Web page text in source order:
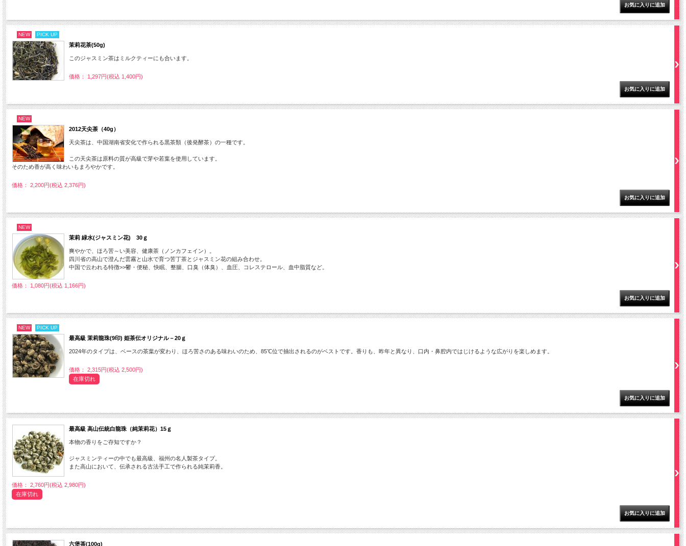
NEW PICK UP
茉莉花茶(50g)
このジャスミン茶はミルクティーにも合います。
価格： 1,297円(税込 1,400円)
NEW
2012天尖茶（40g）
天尖茶は、中国湖南省安化で作られる黒茶類（後発酵茶）の一種です。
この天尖茶は原料の質が高級で芽や若葉を使用しています。
そのため香が高く味わいもまろやかです。
価格： 2,200円(税込 2,376円)
NEW
茉莉 緑水(ジャスミン花) 30ｇ
爽やかで、ほろ苦～い美容、健康茶（ノンカフェイン）。
四川省の高山で澄んだ雲霧と山水で育つ苦丁茶とジャスミン花の組み合わせ。
中国で云われる特徴>>鬱・便秘、快眠、整腸、口臭（体臭）、血圧、コレステロール、血中脂質など。
価格： 1,080円(税込 1,166円)
NEW PICK UP
最高級 茉莉龍珠(9印) 姫茶伝オリジナル－20ｇ
2024年のタイプは、ベースの茶葉が変わり、ほろ苦さのある味わいのため、85℃位で抽出されるのがベストです。香りも、昨年と異なり、口内・鼻腔内ではじけるような広がりを楽しめます。
価格： 2,315円(税込 2,500円)
在庫切れ
最高級 高山伝統白龍珠（純茉莉花）15ｇ
本物の香りをご存知ですか？
ジャスミンティーの中でも最高級、福州の名人製茶タイプ。
また高山において、伝承される古法手工で作られる純茉莉香。
価格： 2,760円(税込 2,980円)
在庫切れ
六堡茶(100g)